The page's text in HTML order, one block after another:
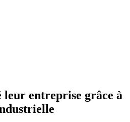
entreprise grâce à